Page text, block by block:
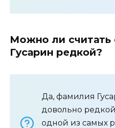
Можно ли
Гусарин редкой?
Да, фамилия
довольно
одной из самых